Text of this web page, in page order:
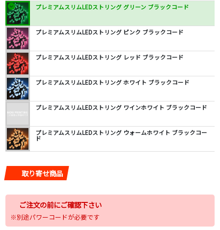
プレミアムスリムLEDストリング グリーン ブラックコード
プレミアムスリムLEDストリング ピンク ブラックコード
プレミアムスリムLEDストリング レッド ブラックコード
プレミアムスリムLEDストリング ホワイト ブラックコード
プレミアムスリムLEDストリング ワインホワイト ブラックコード
プレミアムスリムLEDストリング ウォームホワイト ブラックコー
ド
取り寄せ商品
ご注文の前にご確認下さい
※別途パワーコードが必要です